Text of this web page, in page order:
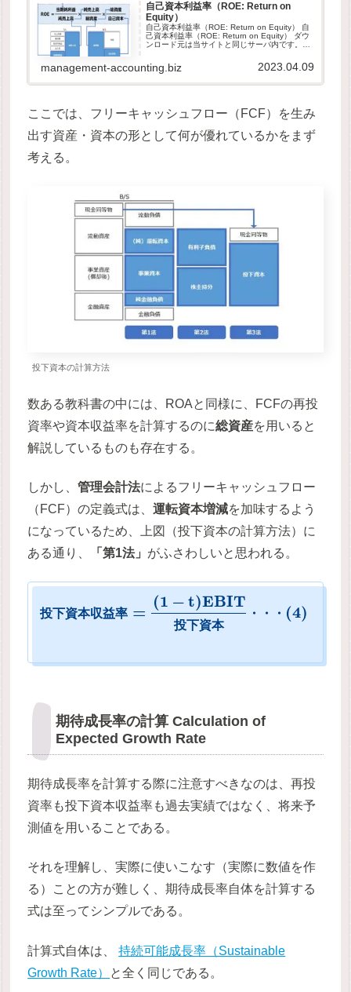
自己資本利益率（ROE: Return on
Equity）
自己資本利益率（ROE: Return on Equity） 自
己資本利益率（ROE: Return on Equity） ダウ
ンロード元は当サイトと同じサーバ内です。当
management-accounting.biz 2023.04.09
ここでは、フリーキャッシュフロー（FCF）を生み
出す資産・資本の形として何が優れているかをまず
考える。
投下資本の計算方法
数ある教科書の中には、ROAと同様に、FCFの再投
資率や資本収益率を計算するのに総資産を用いると
解説しているものも存在する。
しかし、管理会計法によるフリーキャッシュフロー
（FCF）の定義式は、運転資本増減を加味するよう
になっているため、上図（投下資本の計算方法）に
ある通り、
「第1法」 がふさわしいと思われる。
投下資本収益率 =
(1 − t)EBIT
投下資本
・ ・ ・ (4)
期待成長率の計算 Calculation of
Expected Growth Rate
期待成長率を計算する際に注意すべきなのは、再投
資率も投下資本収益率も過去実績ではなく、将来予
測値を用いることである。
それを理解し、実際に使いこなす（実際に数値を作
る）ことの方が難しく、期待成長率自体を計算する
式は至ってシンプルである。
計算式自体は、持続可能成長率（Sustainable
Growth Rate）
と全く同じである。